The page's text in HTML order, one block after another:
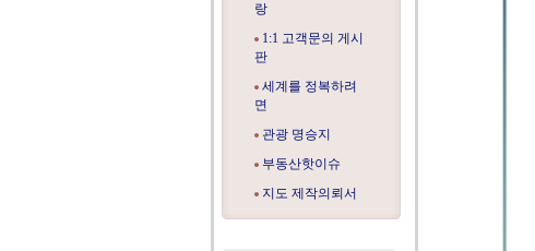
랑
1:1 고객문의 게시
판
세계를 정복하려
면
관광 명승지
부동산핫이슈
지도 제작의뢰서